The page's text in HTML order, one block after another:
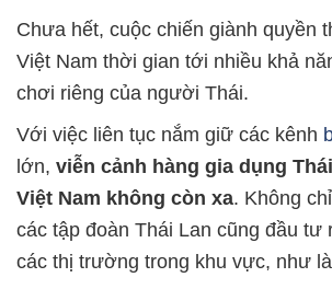
Chưa hết, cuộc chiến giành quyền
Việt Nam thời gian tới nhiều khả
chơi riêng của người Thái.
Với việc liên tục nắm giữ các kênh
lớn, viễn cảnh hàng gia dụng
Việt Nam không còn xa. Không
các tập đoàn Thái Lan cũng đầu tư
các thị trường trong khu vực, như